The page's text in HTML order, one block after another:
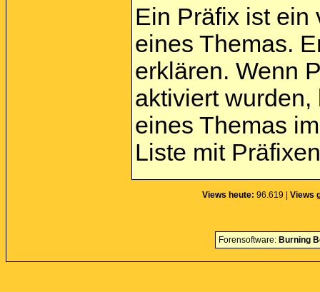
Ein Präfix ist ein
eines Themas.
erklären. Wenn
aktiviert
eines Themas
Liste mit
Views heute: 96.619 | Views
Forensoftware: Burning